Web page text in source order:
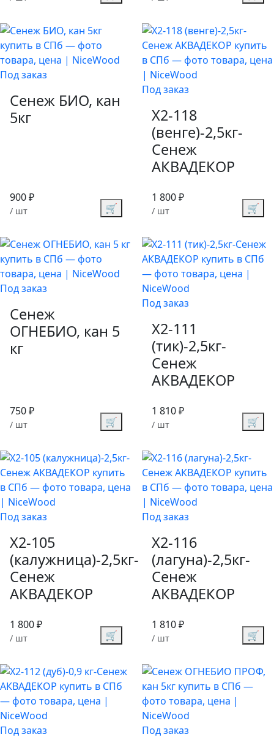
Под заказ
Сенеж БИО, кан
5кг
900 ₽
/ шт 🛒
Под заказ
X2-118
(венге)-2,5кг-
Сенеж
АКВАДЕКОР
1 800 ₽
/ шт 🛒
Под заказ
Сенеж
ОГНЕБИО, кан 5
кг
750 ₽
/ шт 🛒
Под заказ
X2-111
(тик)-2,5кг-
Сенеж
АКВАДЕКОР
1 810 ₽
/ шт 🛒
Под заказ
X2-105
(калужница)-2,5кг-
Сенеж
АКВАДЕКОР
1 800 ₽
/ шт 🛒
Под заказ
X2-116
(лагуна)-2,5кг-
Сенеж
АКВАДЕКОР
1 810 ₽
/ шт 🛒
Под заказ Под заказ